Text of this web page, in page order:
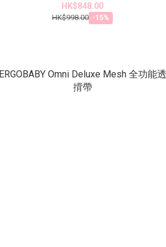
HK$848.00
HK$998.00 -15%